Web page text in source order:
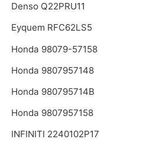
Denso Q22PRU11
Eyquem RFC62LS5
Honda 98079-57158
Honda 9807957148
Honda 980795714B
Honda 9807957158
INFINITI 2240102P17